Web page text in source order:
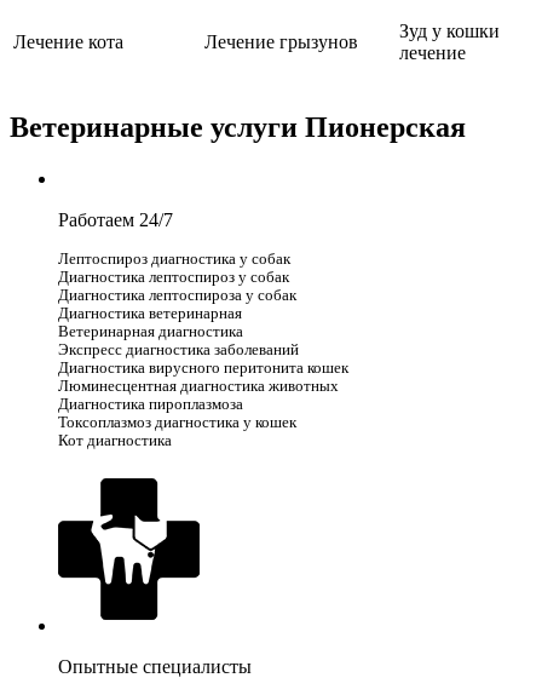
Лечение кота Лечение грызунов
Зуд у кошки
лечение
Ветеринарные услуги Пионерская
Работаем 24/7
Лептоспироз диагностика у собак
Диагностика лептоспироз у собак
Диагностика лептоспироза у собак
Диагностика ветеринарная
Ветеринарная диагностика
Экспресс диагностика заболеваний
Диагностика вирусного перитонита кошек
Люминесцентная диагностика животных
Диагностика пироплазмоза
Токсоплазмоз диагностика у кошек
Кот диагностика
Опытные специалисты